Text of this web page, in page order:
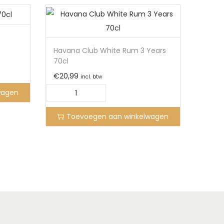
Havana Club White Rum 3 Years
70cl
€20,99 incl. btw
Toevoegen aan winkelwagen